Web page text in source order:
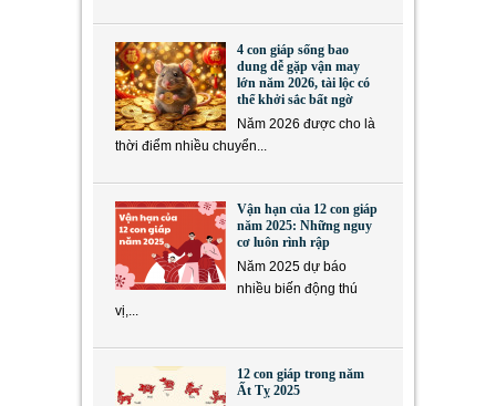
4 con giáp sống bao
dung dễ gặp vận may
lớn năm 2026, tài lộc có
thể khởi sắc bất ngờ
Năm 2026 được cho là
thời điểm nhiều chuyển...
Vận hạn của 12 con giáp
năm 2025: Những nguy
cơ luôn rình rập
Năm 2025 dự báo
nhiều biến động thú
vị,...
12 con giáp trong năm
Ất Tỵ 2025